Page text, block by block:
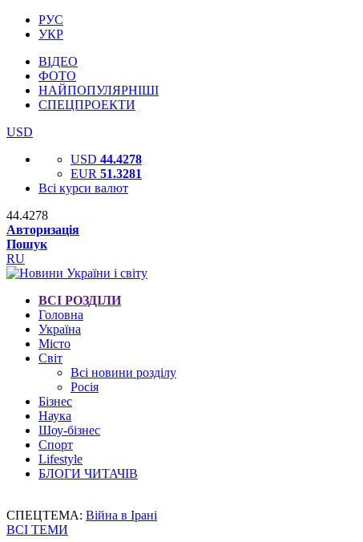
РУС
УКР
ВІДЕО
ФОТО
НАЙПОПУЛЯРНІШІ
СПЕЦПРОЕКТИ
USD
USD 44.4278
EUR 51.3281
Всі курси валют
44.4278
Авторизація
Пошук
RU
ВСІ РОЗДІЛИ
Головна
Україна
Місто
Світ
Всі новини розділу
Росія
Бізнес
Наука
Шоу-бізнес
Спорт
Lifestyle
БЛОГИ ЧИТАЧІВ
СПЕЦТЕМА: Війна в Ірані
ВСІ ТЕМИ